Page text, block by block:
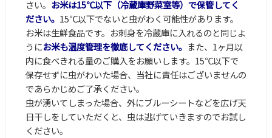
さい。 お米は15℃以下（冷蔵庫野菜室等）で保管してく
ださい。 15℃以下でないと虫がわく可能性があります。
お米は生鮮食品です。お刺身を冷蔵庫に入れるのと同じよ
うにお米も温度管理を徹底してください。 また、1ヶ月以
内に食べきれる量のご購入をお願いします。15℃以下で
保存せずに虫がわいた場合、当社に責任はございませんの
であらかじめご了承ください。
虫が湧いてしまった場合、外にブルーシートなどを広げ天
日干しをしていただくと、虫は逃げていきますのでお試し
ください。